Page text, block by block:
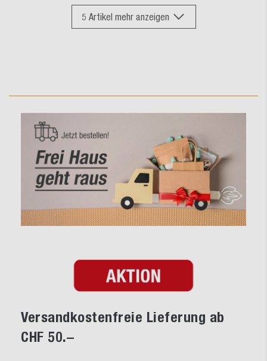
5 Artikel mehr anzeigen
Versandkostenfreie Lieferung ab
CHF 50.–